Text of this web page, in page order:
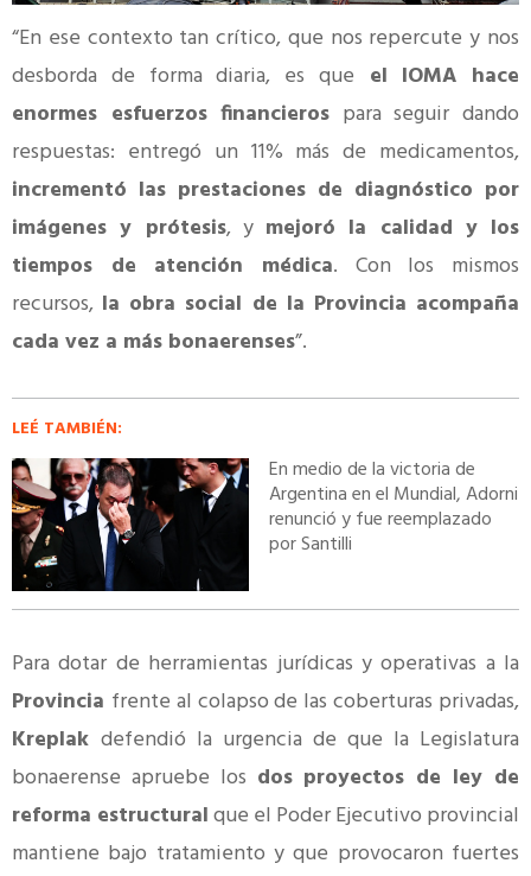
“En ese contexto tan crítico, que nos repercute y nos
desborda de forma diaria, es que el IOMA hace
enormes esfuerzos financieros para seguir dando
respuestas: entregó un 11% más de medicamentos,
incrementó las prestaciones de diagnóstico por
imágenes y prótesis, y mejoró la calidad y los
tiempos de atención médica. Con los mismos
recursos, la obra social de la Provincia acompaña
cada vez a más bonaerenses”.
LEÉ TAMBIÉN:
En medio de la victoria de
Argentina en el Mundial, Adorni
renunció y fue reemplazado
por Santilli
Para dotar de herramientas jurídicas y operativas a la
Provincia frente al colapso de las coberturas privadas,
Kreplak defendió la urgencia de que la Legislatura
bonaerense apruebe los dos proyectos de ley de
reforma estructuralque el Poder Ejecutivo provincial
mantiene bajo tratamiento y que provocaron fuertes